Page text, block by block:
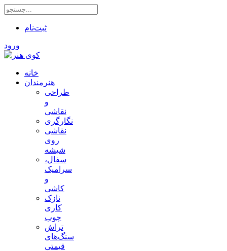
ثبت‌نام
ورود
خانه
هنرمندان
طراحی
و
نقاشی
نگارگری
نقاشی
روی
شیشه
سفال،
سرامیک
و
کاشی
نازک
کاری
چوب
تراش
سنگ‌های
قیمتی